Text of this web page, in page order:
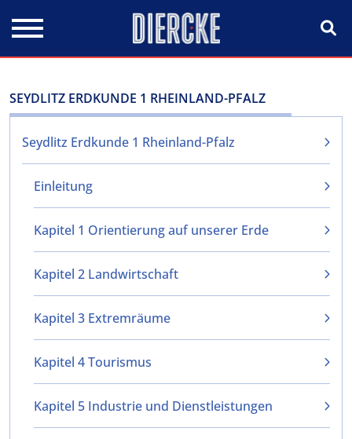
SEYDLITZ ERDKUNDE 1 RHEINLAND-PFALZ
Seydlitz Erdkunde 1 Rheinland-Pfalz
Einleitung
Kapitel 1 Orientierung auf unserer Erde
Kapitel 2 Landwirtschaft
Kapitel 3 Extremräume
Kapitel 4 Tourismus
Kapitel 5 Industrie und Dienstleistungen